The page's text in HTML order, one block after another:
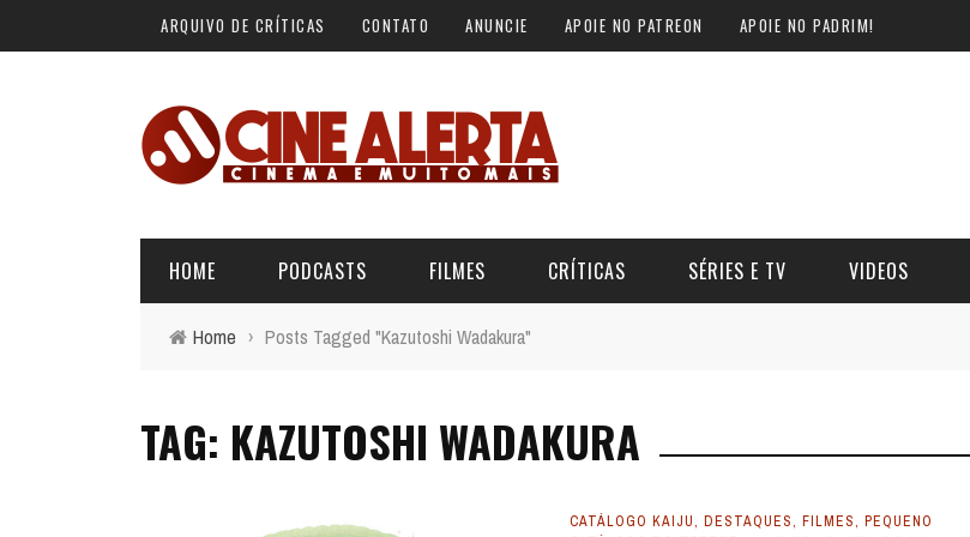
ARQUIVO DE CRÍTICAS CONTATO ANUNCIE APOIE NO PATREON APOIE NO PADRIM!
HOME PODCASTS
ALERTA DE SPOILER
FILMES CRÍTICAS SÉRIES E TV VIDEOS
CINERAMA
Home › Posts Tagged "Kazutoshi Wadakura"
TAG: KAZUTOSHI WADAKURA
CATÁLOGO KAIJU, DESTAQUES, FILMES, PEQUENO